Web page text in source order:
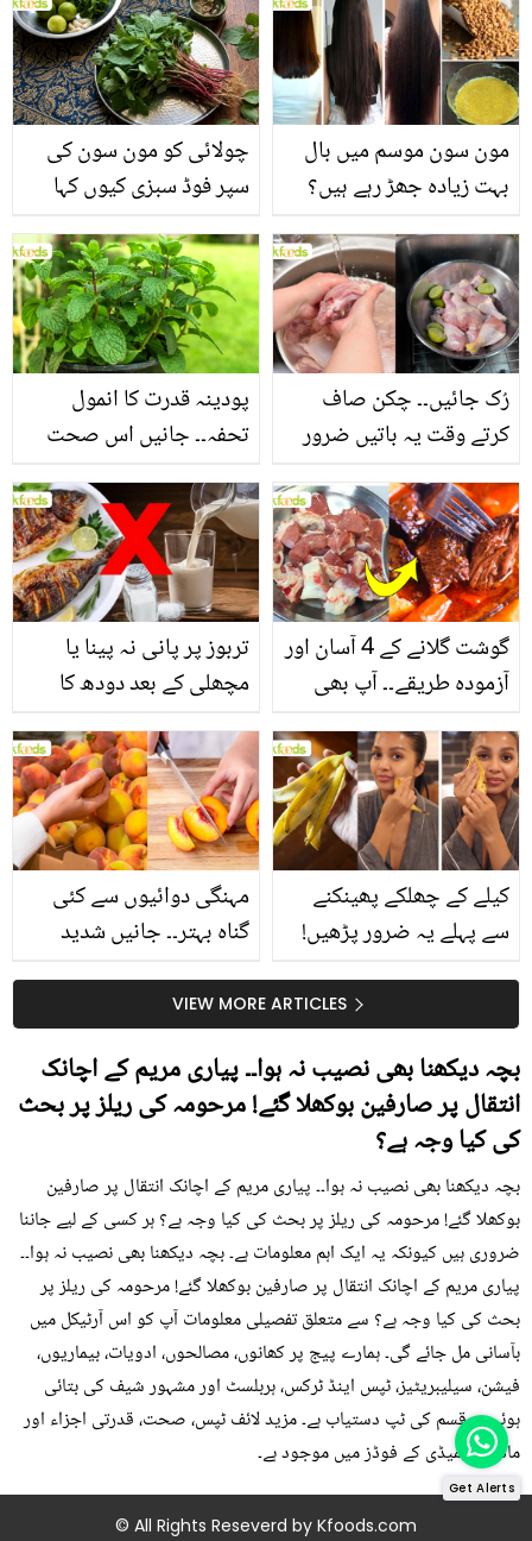
چولائی کو مون سون کی
سپر فوڈ سبزی کیوں کہا
منرلز اور اینٹی آکسیڈنٹس
سے بھرپور اس سبزی کے
فائدے
مون سون موسم میں بال
بہت زیادہ جھڑ رہے ہیں؟
بنانے کے چند قدرتی طریقے
پودینہ قدرت کا انمول
تحفہ۔۔ جانیں اس صحت
انگیز طبی فوائد
رُک جائیں۔۔ چکن صاف
کرتے وقت یہ باتیں ضرور
تربوز پر پانی نہ پینا یا
مچھلی کے بعد دودھ کا
سے متعلق غلط فہمیوں کی
حقیقت کیا ہے اور افواہ
کیا؟
گوشت گلانے کے 4 آسان اور
آزمودہ طریقے۔۔ آپ بھی
بتائے راز
مہنگی دوائیوں سے کئی
گناہ بہتر۔۔ جانیں شدید
کیوں کھانا چاہیے؟
کیلے کے چھلکے پھینکنے
سے پہلے یہ ضرور پڑھیں!
سستا اور قدرتی حلVIEW MORE ARTICLES
بچہ دیکھنا بھی نصیب نہ ہوا۔۔ پیاری مریم کے اچانک
انتقال پر صارفین بوکھلا گئے! مرحومہ کی ریلز پر بحث
کی کیا وجہ ہے؟
بچہ دیکھنا بھی نصیب نہ ہوا۔۔ پیاری مریم کے اچانک انتقال پر صارفین
بوکھلا گئے! مرحومہ کی ریلز پر بحث کی کیا وجہ ہے؟ ہر کسی کے لیے جاننا
ضروری ہیں کیونکہ یہ ایک اہم معلومات ہے۔ بچہ دیکھنا بھی نصیب نہ ہوا۔۔
پیاری مریم کے اچانک انتقال پر صارفین بوکھلا گئے! مرحومہ کی ریلز پر
بحث کی کیا وجہ ہے؟ سے متعلق تفصیلی معلومات آپ کو اس آرٹیکل میں
بآسانی مل جائے گی۔ ہمارے پیج پر کھانوں، مصالحوں، ادویات، بیماریوں،
فیشن، سیلیبریٹیز، ٹپس اینڈ ٹرکس، ہربلسٹ اور مشہور شیف کی بتائی
ہوئی ہر قسم کی ٹپ دستیاب ہے۔ مزید لائف ٹپس، صحت، قدرتی اجزاء اور
ماڈرن ریمیڈی کے فوڈز میں موجود ہے۔
© All Rights Reseverd by Kfoods.com
Get Alerts